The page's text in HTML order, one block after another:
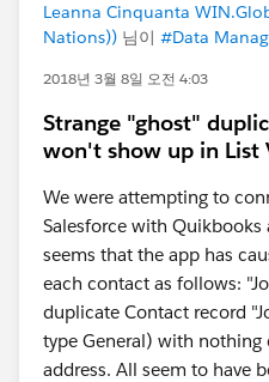
Leanna Cinquanta
Nations)) 님이 #Data
2018년 3월 8일 오전 4:03
Strange "ghost"
won't show up in List
We were attempting to
Salesforce with Quikbooks
seems that the app has
each contact as follows:
duplicate Contact record
type General) with nothing
address. All seem to have